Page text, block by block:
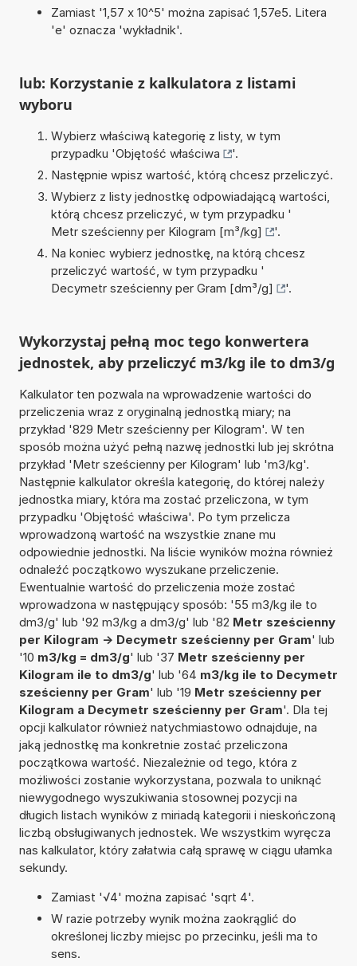
Zamiast '1,57 x 10^5' można zapisać 1,57e5. Litera
'e' oznacza 'wykładnik'.
lub: Korzystanie z kalkulatora z listami
wyboru
Wybierz właściwą kategorię z listy, w tym
przypadku 'Objętość właściwa
'.
Następnie wpisz wartość, którą chcesz przeliczyć.
Wybierz z listy jednostkę odpowiadającą wartości,
którą chcesz przeliczyć, w tym przypadku '
Metr sześcienny per Kilogram [m³/kg]
'.
Na koniec wybierz jednostkę, na którą chcesz
przeliczyć wartość, w tym przypadku '
Decymetr sześcienny per Gram [dm³/g]
'.
Wykorzystaj pełną moc tego konwertera
jednostek, aby przeliczyć m3/kg ile to dm3/g
Kalkulator ten pozwala na wprowadzenie wartości do
przeliczenia wraz z oryginalną jednostką miary; na
przykład '829 Metr sześcienny per Kilogram'. W ten
sposób można użyć pełną nazwę jednostki lub jej skrótna
przykład 'Metr sześcienny per Kilogram' lub 'm3/kg'.
Następnie kalkulator określa kategorię, do której należy
jednostka miary, która ma zostać przeliczona, w tym
przypadku 'Objętość właściwa'. Po tym przelicza
wprowadzoną wartość na wszystkie znane mu
odpowiednie jednostki. Na liście wyników można również
odnaleźć początkowo wyszukane przeliczenie.
Ewentualnie wartość do przeliczenia może zostać
wprowadzona w następujący sposób: '55 m3/kg ile to
dm3/g' lub '92 m3/kg a dm3/g' lub '82 Metr sześcienny
per Kilogram -> Decymetr sześcienny per Gram' lub
'10 m3/kg = dm3/g' lub '37 Metr sześcienny per
Kilogram ile to dm3/g' lub '64 m3/kg ile to Decymetr
sześcienny per Gram' lub '19 Metr sześcienny per
Kilogram a Decymetr sześcienny per Gram'. Dla tej
opcji kalkulator również natychmiastowo odnajduje, na
jaką jednostkę ma konkretnie zostać przeliczona
początkowa wartość. Niezależnie od tego, która z
możliwości zostanie wykorzystana, pozwala to uniknąć
niewygodnego wyszukiwania stosownej pozycji na
długich listach wyników z miriadą kategorii i nieskończoną
liczbą obsługiwanych jednostek. We wszystkim wyręcza
nas kalkulator, który załatwia całą sprawę w ciągu ułamka
sekundy.
Zamiast '√4' można zapisać 'sqrt 4'.
W razie potrzeby wynik można zaokrąglić do
określonej liczby miejsc po przecinku, jeśli ma to
sens.